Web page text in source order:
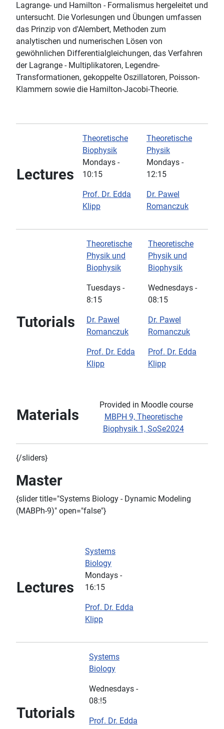
Lagrange- und Hamilton - Formalismus hergeleitet und
untersucht. Die Vorlesungen und Übungen umfassen
das Prinzip von d'Alembert, Methoden zum
analytischen und numerischen Lösen von
gewöhnlichen Differentialgleichungen, das Verfahren
der Lagrange - Multiplikatoren, Legendre-
Transformationen, gekoppelte Oszillatoren, Poisson-
Klammern sowie die Hamilton-Jacobi-Theorie.
Lectures
Theoretische
Biophysik
Mondays -
10:15
Prof. Dr. Edda
Klipp
Theoretische
Physik
Mondays -
12:15
Dr. Pawel
Romanczuk
Tutorials
Theoretische
Physik und
Biophysik
Tuesdays -
8:15
Dr. Pawel
Romanczuk
Prof. Dr. Edda
Klipp
Theoretische
Physik und
Biophysik
Wednesdays -
08:15
Dr. Pawel
Romanczuk
Prof. Dr. Edda
Klipp
Materials
Provided in Moodle course
MBPH 9, Theoretische
Biophysik 1, SoSe2024
{/sliders}
Master
{slider title="Systems Biology - Dynamic Modeling
(MABPh-9)" open="false"}
Lectures
Systems
Biology
Mondays -
16:15
Prof. Dr. Edda
Klipp
Tutorials
Systems
Biology
Wednesdays -
08:!5
Prof. Dr. Edda